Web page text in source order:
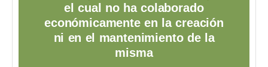
el cual no ha colaborado
económicamente en la creación
ni en el mantenimiento de la
misma